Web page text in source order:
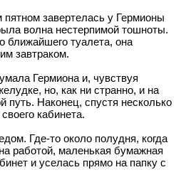
завертелась у Гермионы
волна нестерпимой тошноты.
ближайшего туалета, она
завтраком.
Гермиона и, чувствуя
но, как ни странно, и на
путь. Наконец, спустя несколько
кабинета.
Где-то около полудня, когда
работой, маленькая бумажная
и уселась прямо на папку с